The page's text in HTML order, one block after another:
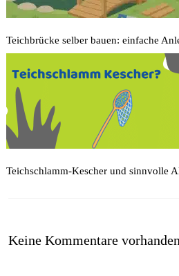
Teichbrücke selber bauen: einfache
Teichschlamm-Kescher und sinnvolle
Keine Kommentare vorhanden